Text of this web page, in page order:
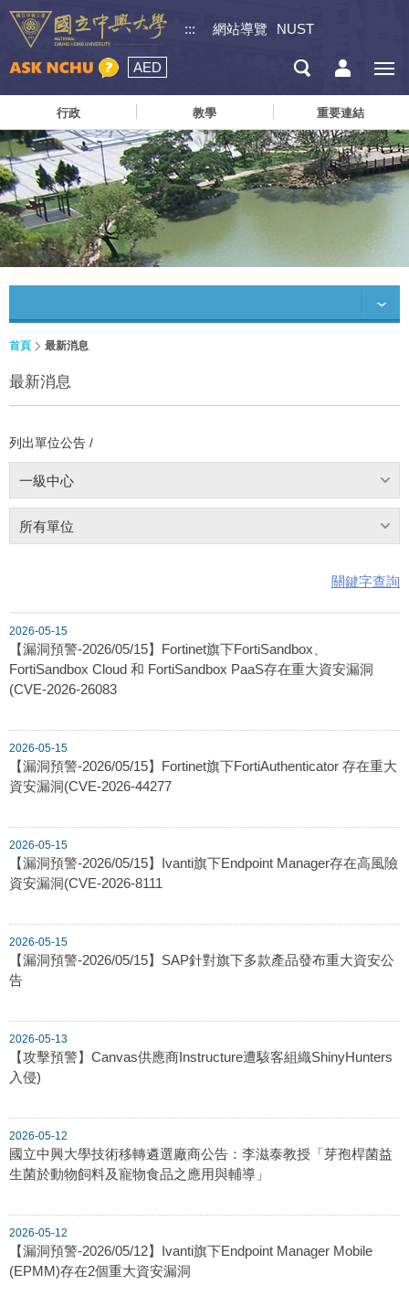
::: 網站導覽 NUST
AED
行政 教學 重要連結
首頁 最新消息
最新消息
列出單位公告 /
一級中心
所有單位
關鍵字查詢
2026-05-15
【漏洞預警-2026/05/15】Fortinet旗下FortiSandbox、
FortiSandbox Cloud 和 FortiSandbox PaaS存在重大資安漏洞
(CVE-2026-26083
2026-05-15
【漏洞預警-2026/05/15】Fortinet旗下FortiAuthenticator 存在重大
資安漏洞(CVE-2026-44277
2026-05-15
【漏洞預警-2026/05/15】Ivanti旗下Endpoint Manager存在高風險
資安漏洞(CVE-2026-8111
2026-05-15
【漏洞預警-2026/05/15】SAP針對旗下多款產品發布重大資安公
告
2026-05-13
【攻擊預警】Canvas供應商Instructure遭駭客組織ShinyHunters
入侵)
2026-05-12
國立中興大學技術移轉遴選廠商公告：李滋泰教授「芽孢桿菌益
生菌於動物飼料及寵物食品之應用與輔導」
2026-05-12
【漏洞預警-2026/05/12】Ivanti旗下Endpoint Manager Mobile
(EPMM)存在2個重大資安漏洞